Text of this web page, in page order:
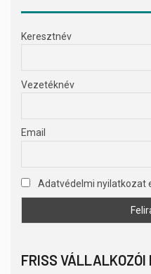
Keresztnév
Vezetéknév
Email
Adatvédelmi nyilatkozat
FRISS VÁLLALKOZÓI